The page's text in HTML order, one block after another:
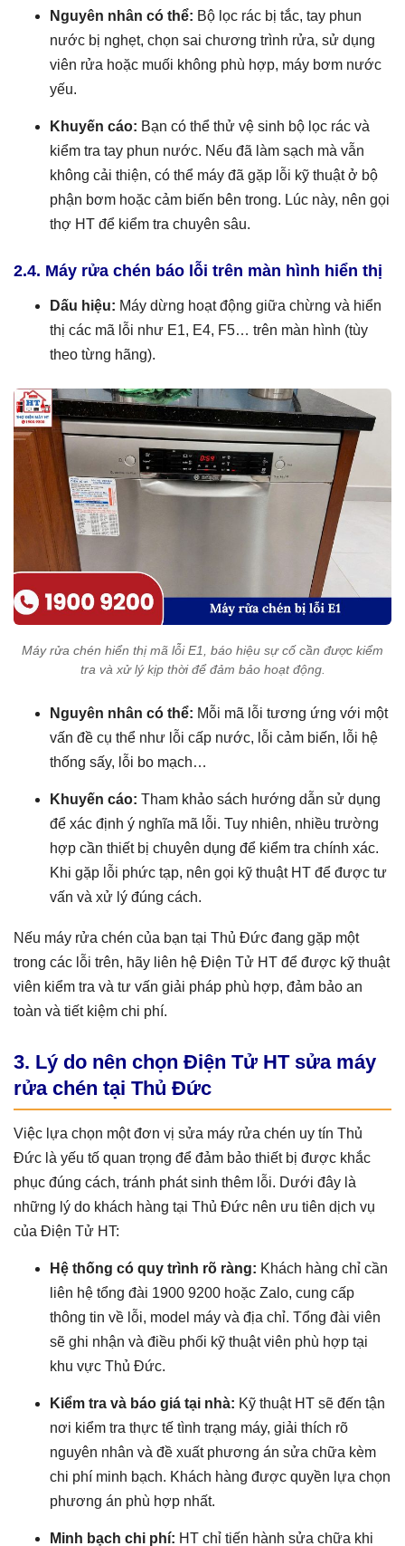
Nguyên nhân có thể: Bộ lọc rác bị tắc, tay phun
nước bị nghẹt, chọn sai chương trình rửa, sử dụng
viên rửa hoặc muối không phù hợp, máy bơm nước
yếu.
Khuyến cáo: Bạn có thể thử vệ sinh bộ lọc rác và
kiểm tra tay phun nước. Nếu đã làm sạch mà vẫn
không cải thiện, có thể máy đã gặp lỗi kỹ thuật ở bộ
phận bơm hoặc cảm biến bên trong. Lúc này, nên gọi
thợ HT để kiểm tra chuyên sâu.
2.4. Máy rửa chén báo lỗi trên màn hình hiển thị
Dấu hiệu: Máy dừng hoạt động giữa chừng và hiển
thị các mã lỗi như E1, E4, F5… trên màn hình (tùy
theo từng hãng).
Máy rửa chén hiển thị mã lỗi E1, báo hiệu sự cố cần được kiểm
tra và xử lý kịp thời để đảm bảo hoạt động.
Nguyên nhân có thể: Mỗi mã lỗi tương ứng với một
vấn đề cụ thể như lỗi cấp nước, lỗi cảm biến, lỗi hệ
thống sấy, lỗi bo mạch…
Khuyến cáo: Tham khảo sách hướng dẫn sử dụng
để xác định ý nghĩa mã lỗi. Tuy nhiên, nhiều trường
hợp cần thiết bị chuyên dụng để kiểm tra chính xác.
Khi gặp lỗi phức tạp, nên gọi kỹ thuật HT để được tư
vấn và xử lý đúng cách.
Nếu máy rửa chén của bạn tại Thủ Đức đang gặp một
trong các lỗi trên, hãy liên hệ Điện Tử HT để được kỹ thuật
viên kiểm tra và tư vấn giải pháp phù hợp, đảm bảo an
toàn và tiết kiệm chi phí.
3. Lý do nên chọn Điện Tử HT sửa máy
rửa chén tại Thủ Đức
Việc lựa chọn một đơn vị sửa máy rửa chén uy tín Thủ
Đức là yếu tố quan trọng để đảm bảo thiết bị được khắc
phục đúng cách, tránh phát sinh thêm lỗi. Dưới đây là
những lý do khách hàng tại Thủ Đức nên ưu tiên dịch vụ
của Điện Tử HT:
Hệ thống có quy trình rõ ràng: Khách hàng chỉ cần
liên hệ tổng đài 1900 9200 hoặc Zalo, cung cấp
thông tin về lỗi, model máy và địa chỉ. Tổng đài viên
sẽ ghi nhận và điều phối kỹ thuật viên phù hợp tại
khu vực Thủ Đức.
Kiểm tra và báo giá tại nhà: Kỹ thuật HT sẽ đến tận
nơi kiểm tra thực tế tình trạng máy, giải thích rõ
nguyên nhân và đề xuất phương án sửa chữa kèm
chi phí minh bạch. Khách hàng được quyền lựa chọn
phương án phù hợp nhất.
Minh bạch chi phí: HT chỉ tiến hành sửa chữa khi